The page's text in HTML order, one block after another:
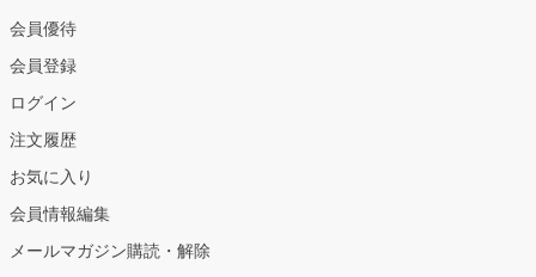
会員優待
会員登録
ログイン
注文履歴
お気に入り
会員情報編集
メールマガジン購読・解除